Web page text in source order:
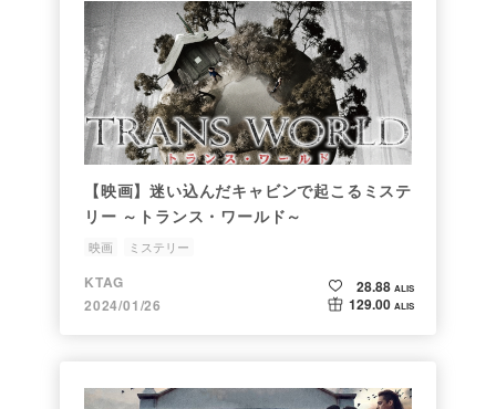
【映画】迷い込んだキャビンで起こるミステ
リー ～トランス・ワールド～
映画 ミステリー
KTAG
2024/01/26
28.88 ALIS
129.00 ALIS